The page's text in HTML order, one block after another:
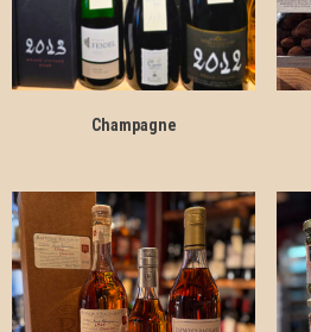
Champagne